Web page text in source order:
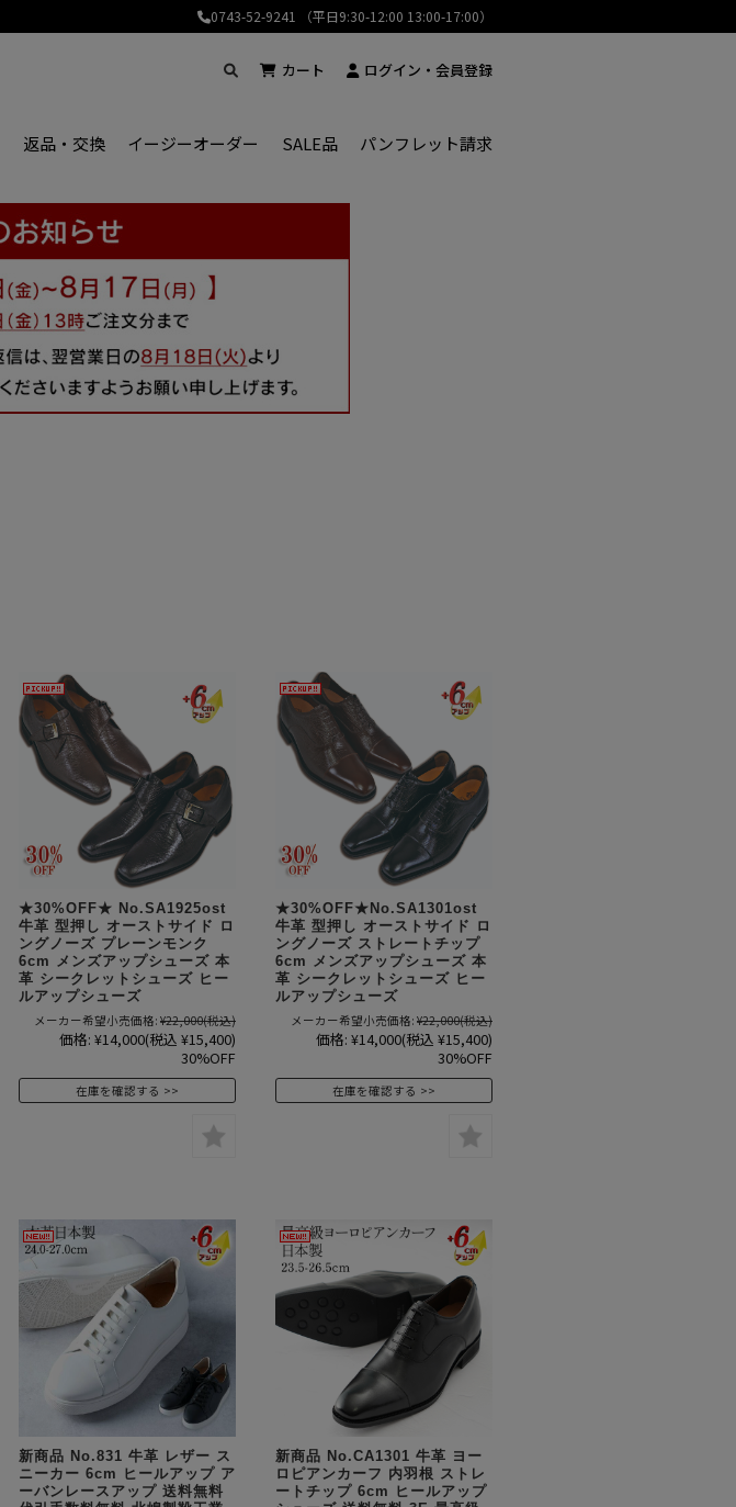
0743-52-9241 （平日9:30-12:00 13:00-17:00）
返品・交換 イージーオーダー SALE品 パンフレット請求
カート ログイン・会員登録
★30%OFF★ No.SA1925ost
牛革 型押し オーストサイド ロ
ングノーズ プレーンモンク
6cm メンズアップシューズ 本
革 シークレットシューズ ヒー
ルアップシューズ
メーカー希望小売価格: ¥22,000(税込)
価格: ¥14,000(税込 ¥15,400)
30%OFF
在庫を確認する
★30%OFF★No.SA1301ost
牛革 型押し オーストサイド ロ
ングノーズ ストレートチップ
6cm メンズアップシューズ 本
革 シークレットシューズ ヒー
ルアップシューズ
メーカー希望小売価格: ¥22,000(税込)
価格: ¥14,000(税込 ¥15,400)
30%OFF
在庫を確認する
新商品 No.831 牛革 レザー ス
ニーカー 6cm ヒールアップ ア
ーバンレースアップ 送料無料
新商品 No.CA1301 牛革 ヨー
ロピアンカーフ 内羽根 ストレ
ートチップ 6cm ヒールアップ